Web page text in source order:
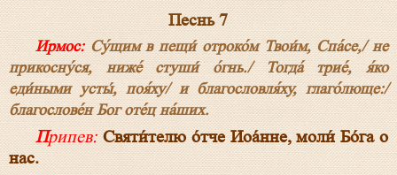
Песнь 7
Ирмос:Су́щим в пещи́ отроко́м Твои́м, Спа́се,/ не
прикосну́ся, ниже́ стуши́ о́гнь./ Тогда́ трие́, я́ко
еди́ными усты́, поя́ху/ и благословля́ху, глаго́люще:/
благослове́н Бог оте́ц на́ших.
Припев: Святи́телю о́тче Иоа́нне, моли́ Бо́га о
нас.